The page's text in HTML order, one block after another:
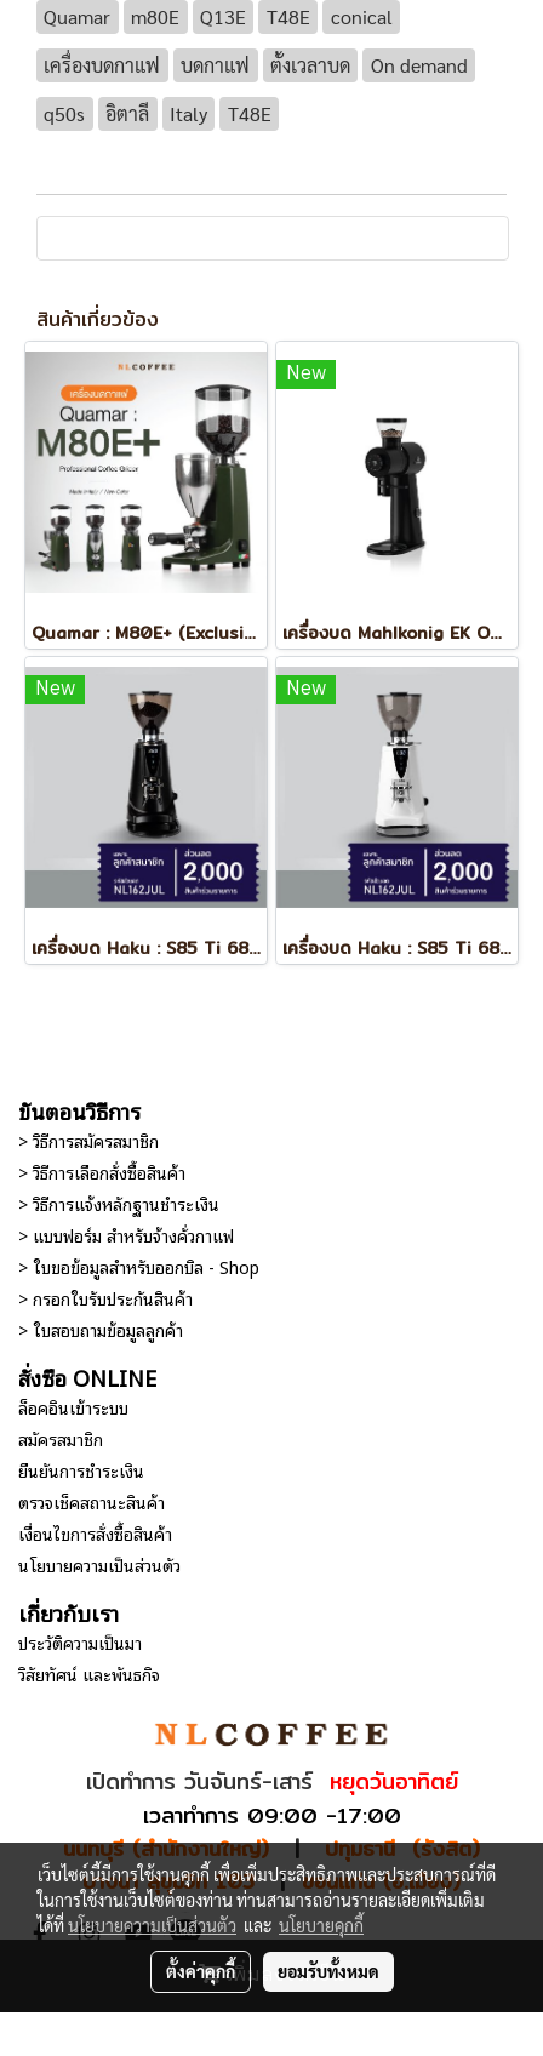
เพิ่มลงรถเข็น
Quamar m80E Q13E T48E
conical
เครื่องบดกาแฟ
บดกาแฟ ตั้งเวลาบด
On demand
q50s
อิตาลี Italy T48E
สินค้าเกี่ยวข้อง
Quamar : M80E+ (Exclusive Color)
New
เครื่องบด Mahlkonig EK Omnia
New
เครื่องบด Haku : S85 Ti 68mm (On Demand)
New
เครื่องบด Haku : S85 Ti 68mm (On Demand)
ขั้นตอนวิธีการ
> วิธีการสมัครสมาชิก
> วิธีการเลือกสั่งซื้อสินค้า
> วิธีการแจ้งหลักฐานชำระเงิน
> แบบฟอร์ม สำหรับจ้างคั่วกาแฟ
> ใบขอข้อมูลสำหรับออกบิล - Shop
> กรอกใบรับประกันสินค้า
> ใบสอบถามข้อมูลลูกค้า
สั่งซื้อ ONLINE
ล็อคอินเข้าระบบ
สมัครสมาชิก
ยืนยันการชำระเงิน
ตรวจเช็คสถานะสินค้า
เงื่อนไขการสั่งซื้อสินค้า
นโยบายความเป็นส่วนตัว
เกี่ยวกับเรา
ประวัติความเป็นมา
วิสัยทัศน์ และพันธกิจ
เปิดทำการ วันจันทร์-เสาร์ หยุดวันอาทิตย์
เวลาทำการ 09:00 -17:00
นนทบุรี (สำนักงานใหญ่)|
ปทุมธานี (รังสิต)
บางนา สุขุมวิท 103| ขอนแก่น (อ.เมือง)
เว็บไซต์นี้มีการใช้งานคุกกี้ เพื่อเพิ่มประสิทธิภาพและประสบการณ์ที่ดี
ในการใช้งานเว็บไซต์ของท่าน ท่านสามารถอ่านรายละเอียดเพิ่มเติม
ได้ที่นโยบายความเป็นส่วนตัว และ นโยบายคุกกี้
ตั้งค่าคุกกี้ ยอมรับทั้งหมด